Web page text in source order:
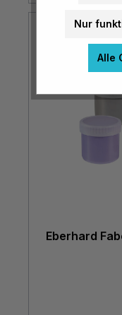
Eberhard
Nur
Alle